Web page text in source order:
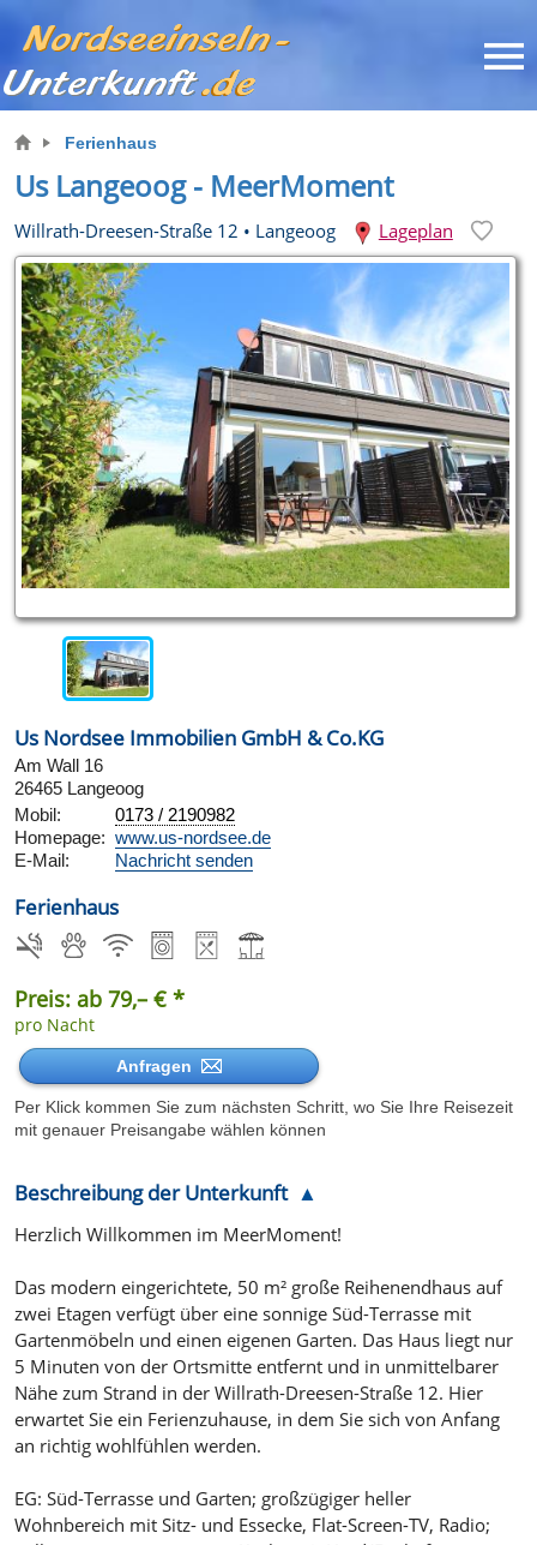
Ferienhaus
Us Langeoog - MeerMoment
Willrath-Dreesen-Straße 12 • Langeoog Lageplan
Us Nordsee Immobilien GmbH & Co.KG
Am Wall 16
26465 Langeoog
Mobil:
0173 / 2190982
Homepage: www.us-nordsee.de
E-Mail:
Nachricht senden
Ferienhaus
Preis: ab 79,– € *
pro Nacht
Anfragen
Per Klick kommen Sie zum nächsten Schritt, wo Sie Ihre Reisezeit
mit genauer Preisangabe wählen können
Beschreibung der Unterkunft
Herzlich Willkommen im MeerMoment!
Das modern eingerichtete, 50 m² große Reihenendhaus auf
zwei Etagen verfügt über eine sonnige Süd-Terrasse mit
Gartenmöbeln und einen eigenen Garten. Das Haus liegt nur
5 Minuten von der Ortsmitte entfernt und in unmittelbarer
Nähe zum Strand in der Willrath-Dreesen-Straße 12. Hier
erwartet Sie ein Ferienzuhause, in dem Sie sich von Anfang
an richtig wohlfühlen werden.
EG: Süd-Terrasse und Garten; großzügiger heller
Wohnbereich mit Sitz- und Essecke, Flat-Screen-TV, Radio;